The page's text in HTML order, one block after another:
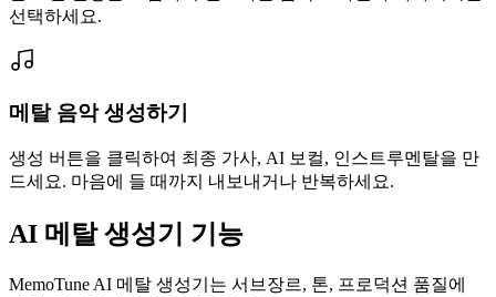
선택하세요.
메탈 음악 생성하기
생성 버튼을 클릭하여 최종 가사, AI 보컬, 인스트루멘탈을 만
드세요. 마음에 들 때까지 내보내거나 반복하세요.
AI 메탈 생성기 기능
MemoTune AI 메탈 생성기는 서브장르, 톤, 프로덕션 품질에